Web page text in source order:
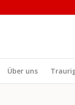
Über uns